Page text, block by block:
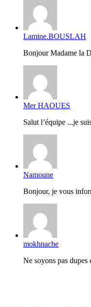
Lamine.BOUSLAH
Bonjour Madame la
Mer HAOUES
Salut l’équipe ...je
Namoune
Bonjour, je vous
mokhnache
Ne soyons pas dupes